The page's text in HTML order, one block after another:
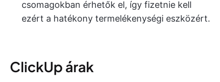
csomagokban érhetők el, így fizetnie kell
ezért a hatékony termelékenységi eszközért.
ClickUp árak